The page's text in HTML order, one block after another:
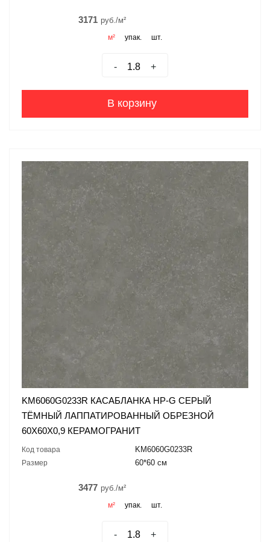
3171 руб./м²
м² упак. шт.
- +
В корзину
KM6060G0233R КАСАБЛАНКА HP-G СЕРЫЙ
ТЁМНЫЙ ЛАППАТИРОВАННЫЙ ОБРЕЗНОЙ
60X60X0,9 КЕРАМОГРАНИТ
Код товара KM6060G0233R
Размер 60*60 см
3477 руб./м²
м² упак. шт.
- +